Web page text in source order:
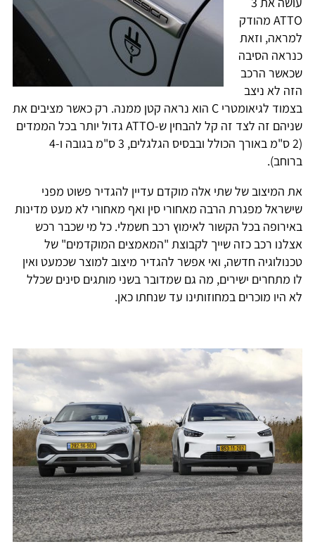
ATTO מהודק
למראה, וזאת
כנראה הסיבה
שכאשר הרכב
הזה לא ניצב
בצמוד לגיאומטרי C הוא נראה קטן ממנה. רק כאשר מציבים את
שניהם זה לצד זה קל להבחין ש-ATTO גדול יותר בכל הממדים
(2 ס"מ באורך הכולל ובבסיס הגלגלים, 3 ס"מ בגובה ו-4
ברוחב).
את המיצוב של שתי אלה מוקדם עדיין להגדיר פשוט מפני
שישראל מפגרת הרבה מאחורי סין ואף מאחורי לא מעט מדינות
באירופה בכל הקשור לאימוץ רכב חשמלי. כל מי שכבר רכש
אצלנו רכב כזה שייך לקבוצת "המאמצים המוקדמים" של
טכנולוגיה חדשה, ואי אפשר להגדיר מיצוב למוצר שכמעט ואין
לו מתחרים ישירים, מה גם שמדובר בשני מותגים סינים שכלל
לא היו מוכרים במחוזותינו עד שנחתו כאן.